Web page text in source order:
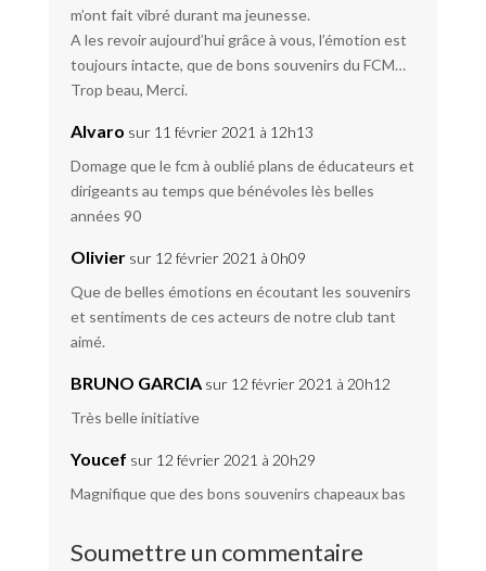
m’ont fait vibré durant ma jeunesse.
A les revoir aujourd’hui grâce à vous, l’émotion est
toujours intacte, que de bons souvenirs du FCM…
Trop beau, Merci.
Alvaro sur 11 février 2021 à 12h13
Domage que le fcm à oublié plans de éducateurs et
dirigeants au temps que bénévoles lès belles
années 90
Olivier sur 12 février 2021 à 0h09
Que de belles émotions en écoutant les souvenirs
et sentiments de ces acteurs de notre club tant
aimé.
BRUNO GARCIA sur 12 février 2021 à 20h12
Très belle initiative
Youcef sur 12 février 2021 à 20h29
Magnifique que des bons souvenirs chapeaux bas
Soumettre un commentaire